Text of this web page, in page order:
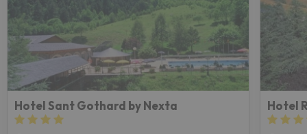
Hotel Sant Gothard by Nexta Hotel